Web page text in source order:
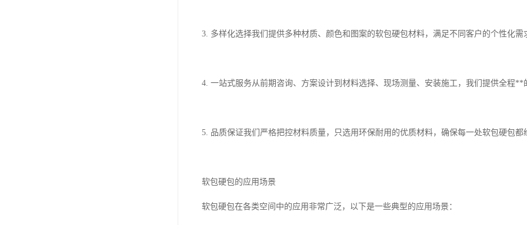
3. 多样化选择我们提供多种材质、颜色和图案的软包硬包材料，满足不同客户的个性化
4. 一站式服务从前期咨询、方案设计到材料选择、现场测量、安装施工，我们提供全程
5. 品质保证我们严格把控材料质量，只选用环保耐用的优质材料，确保每一处软包硬包都
软包硬包的应用场景
软包硬包在各类空间中的应用非常广泛，以下是一些典型的应用场景：